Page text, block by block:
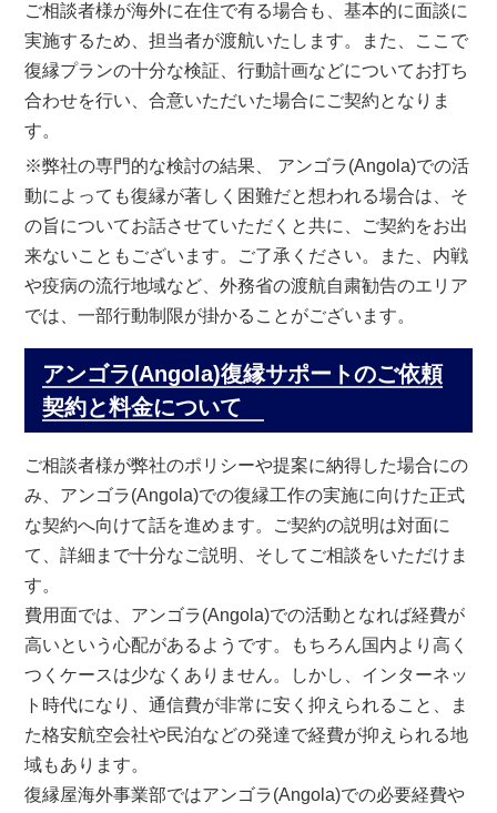
ご相談者様が海外に在住で有る場合も、基本的に面談に
実施するため、担当者が渡航いたします。また、ここで
復縁プランの十分な検証、行動計画などについてお打ち
合わせを行い、合意いただいた場合にご契約となりま
す。
※弊社の専門的な検討の結果、 アンゴラ(Angola)での活
動によっても復縁が著しく困難だと想われる場合は、そ
の旨についてお話させていただくと共に、ご契約をお出
来ないこともございます。ご了承ください。また、内戦
や疫病の流行地域など、外務省の渡航自粛勧告のエリア
では、一部行動制限が掛かることがございます。
アンゴラ(Angola)復縁サポートのご依頼
契約と料金について
ご相談者様が弊社のポリシーや提案に納得した場合にの
み、アンゴラ(Angola)での復縁工作の実施に向けた正式
な契約へ向けて話を進めます。ご契約の説明は対面に
て、詳細まで十分なご説明、そしてご相談をいただけま
す。
費用面では、アンゴラ(Angola)での活動となれば経費が
高いという心配があるようです。もちろん国内より高く
つくケースは少なくありません。しかし、インターネッ
ト時代になり、通信費が非常に安く抑えられること、ま
た格安航空会社や民泊などの発達で経費が抑えられる地
域もあります。
復縁屋海外事業部ではアンゴラ(Angola)での必要経費や